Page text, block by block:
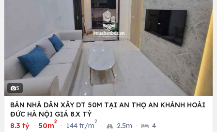
5
BÁN NHÀ DÂN XÂY DT 50M TẠI AN THỌ AN KHÁNH HOÀI
ĐỨC HÀ NỘI GIÁ 8.X TỶ
8.3 tỷ · 50m
2
· 144 tr/m
2
· 2.5m · 4